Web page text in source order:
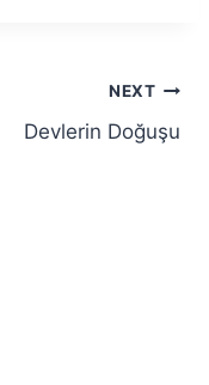
NEXT
Devlerin Doğuşu